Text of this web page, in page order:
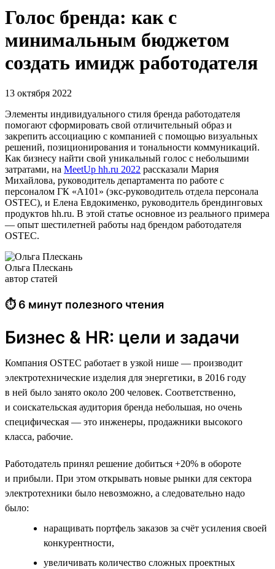
Голос бренда: как с
минимальным бюджетом
создать имидж работодателя
13 октября 2022
Элементы индивидуального стиля бренда работодателя
помогают сформировать свой отличительный образ и
закрепить ассоциацию с компанией с помощью визуальных
решений, позиционирования и тональности коммуникаций.
Как бизнесу найти свой уникальный голос с небольшими
затратами, на MeetUp hh.ru 2022 рассказали Мария
Михайлова, руководитель департамента по работе с
персоналом ГК «А101» (экс-руководитель отдела персонала
OSTEC), и Елена Евдокименко, руководитель брендинговых
продуктов hh.ru. В этой статье основное из реального примера
— опыт шестилетней работы над брендом работодателя
OSTEC.
Ольга Плескань
автор статей
⏱ 6 минут полезного чтения
Бизнес & HR: цели и задачи
Компания OSTEC работает в узкой нише — производит
электротехнические изделия для энергетики, в 2016 году
в ней было занято около 200 человек. Соответственно,
и соискательская аудитория бренда небольшая, но очень
специфическая — это инженеры, продажники высокого
класса, рабочие.
Работодатель принял решение добиться +20% в обороте
и прибыли. При этом открывать новые рынки для сектора
электротехники было невозможно, а следовательно надо
было:
наращивать портфель заказов за счёт усиления своей
конкурентности,
увеличивать количество сложных проектных